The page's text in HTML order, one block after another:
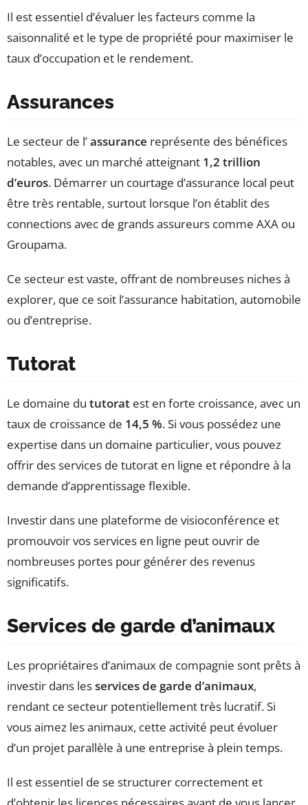
Il est essentiel d’évaluer les facteurs comme la
saisonnalité et le type de propriété pour maximiser le
taux d’occupation et le rendement.
Assurances
Le secteur de l’assurance représente des bénéfices
notables, avec un marché atteignant 1,2 trillion
d’euros. Démarrer un courtage d’assurance local peut
être très rentable, surtout lorsque l’on établit des
connections avec de grands assureurs comme AXA ou
Groupama.
Ce secteur est vaste, offrant de nombreuses niches à
explorer, que ce soit l’assurance habitation, automobile
ou d’entreprise.
Tutorat
Le domaine du tutorat est en forte croissance, avec un
taux de croissance de 14,5 %. Si vous possédez une
expertise dans un domaine particulier, vous pouvez
offrir des services de tutorat en ligne et répondre à la
demande d’apprentissage flexible.
Investir dans une plateforme de visioconférence et
promouvoir vos services en ligne peut ouvrir de
nombreuses portes pour générer des revenus
significatifs.
Services de garde d’animaux
Les propriétaires d’animaux de compagnie sont prêts à
investir dans lesservices de garde d’animaux,
rendant ce secteur potentiellement très lucratif. Si
vous aimez les animaux, cette activité peut évoluer
d’un projet parallèle à une entreprise à plein temps.
Il est essentiel de se structurer correctement et